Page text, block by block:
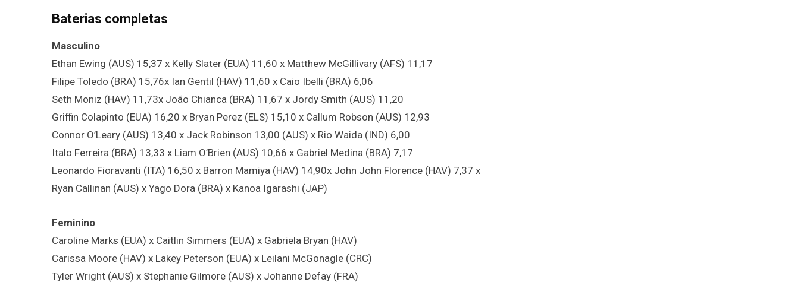
Baterias completas
Masculino
Ethan Ewing (AUS) 15,37 x Kelly Slater (EUA) 11,60 x Matthew McGillivary (AFS) 11,17
Filipe Toledo (BRA) 15,76x Ian Gentil (HAV) 11,60 x Caio Ibelli (BRA) 6,06
Seth Moniz (HAV) 11,73x João Chianca (BRA) 11,67 x Jordy Smith (AUS) 11,20
Griffin Colapinto (EUA) 16,20 x Bryan Perez (ELS) 15,10 x Callum Robson (AUS) 12,93
Connor O’Leary (AUS) 13,40 x Jack Robinson 13,00 (AUS) x Rio Waida (IND) 6,00
Italo Ferreira (BRA) 13,33 x Liam O’Brien (AUS) 10,66 x Gabriel Medina (BRA) 7,17
Leonardo Fioravanti (ITA) 16,50 x Barron Mamiya (HAV) 14,90x John John Florence (HAV) 7,37 x
Ryan Callinan (AUS) x Yago Dora (BRA) x Kanoa Igarashi (JAP)
Feminino
Caroline Marks (EUA) x Caitlin Simmers (EUA) x Gabriela Bryan (HAV)
Carissa Moore (HAV) x Lakey Peterson (EUA) x Leilani McGonagle (CRC)
Tyler Wright (AUS) x Stephanie Gilmore (AUS) x Johanne Defay (FRA)